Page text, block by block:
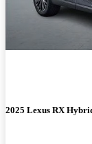
2025 Lexus RX